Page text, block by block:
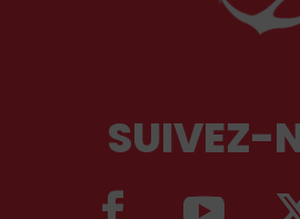
SUIVEZ-